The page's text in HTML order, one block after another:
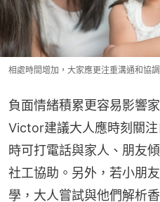
相處時間增加，大家應更注重溝通和協
負面情緒積累更容易影響
Victor建議大人應時刻關
時可打電話與家人、朋友
社工協助。另外，若小朋
學，大人嘗試與他們解析